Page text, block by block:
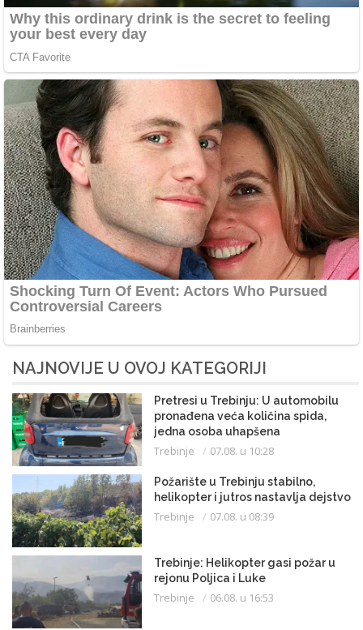
NAJNOVIJE U OVOJ KATEGORIJI
Pretresi u Trebinju: U automobilu
pronađena veća količina spida,
jedna osoba uhapšena
Trebinje 07.08. u 10:28
Požarište u Trebinju stabilno,
helikopter i jutros nastavlja dejstvo
Trebinje 07.08. u 08:39
Trebinje: Helikopter gasi požar u
rejonu Poljica i Luke
Trebinje 06.08. u 16:53